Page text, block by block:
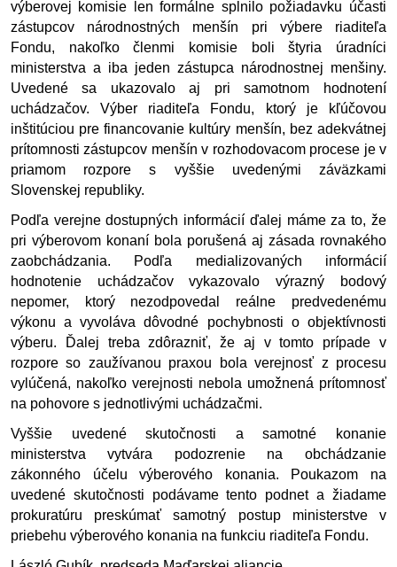
výberovej komisie len formálne splnilo požiadavku účasti
zástupcov národnostných menšín pri výbere riaditeľa
Fondu, nakoľko členmi komisie boli štyria úradníci
ministerstva a iba jeden zástupca národnostnej menšiny.
Uvedené sa ukazovalo aj pri samotnom hodnotení
uchádzačov. Výber riaditeľa Fondu, ktorý je kľúčovou
inštitúciou pre financovanie kultúry menšín, bez adekvátnej
prítomnosti zástupcov menšín v rozhodovacom procese je v
priamom rozpore s vyššie uvedenými záväzkami
Slovenskej republiky.
Podľa verejne dostupných informácií ďalej máme za to, že
pri výberovom konaní bola porušená aj zásada rovnakého
zaobchádzania. Podľa medializovaných informácií
hodnotenie uchádzačov vykazovalo výrazný bodový
nepomer, ktorý nezodpovedal reálne predvedenému
výkonu a vyvoláva dôvodné pochybnosti o objektívnosti
výberu. Ďalej treba zdôrazniť, že aj v tomto prípade v
rozpore so zaužívanou praxou bola verejnosť z procesu
vylúčená, nakoľko verejnosti nebola umožnená prítomnosť
na pohovore s jednotlivými uchádzačmi.
Vyššie uvedené skutočnosti a samotné konanie
ministerstva vytvára podozrenie na obchádzanie
zákonného účelu výberového konania. Poukazom na
uvedené skutočnosti podávame tento podnet a žiadame
prokuratúru preskúmať samotný postup ministerstve v
priebehu výberového konania na funkciu riaditeľa Fondu.